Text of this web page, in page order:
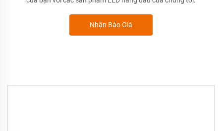
Nhận Báo Giá